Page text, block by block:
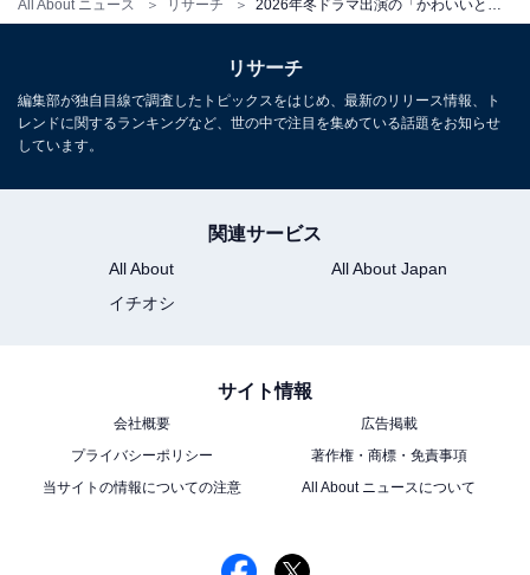
All About ニュース リサーチ
この記事の執筆者： ゆるま 小林
元テレビ局スタッフ
長年に渡ってテレビ局でバラエティー番組、情報番組などを制作。
を執筆。編集プロダクション「ゆるま」を立ち上げる。
次ページ
リサーチ
編集部が独自目線で調査したトピックスをはじめ、最新のリリース情報、ト
レンドに関するランキングなど、世の中で注目を集めている話題をお知らせ
しています。
関連サービス
All About
All About Japan
イチオシ
サイト情報
会社概要
広告掲載
プライバシーポリシー
著作権・商標・免責事項
当サイトの情報についての注意
All About ニュースについて